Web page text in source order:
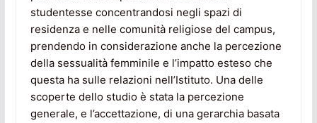
studentesse concentrandosi negli spazi di
residenza e nelle comunità religiose del campus,
prendendo in considerazione anche la percezione
della sessualità femminile e l’impatto esteso che
questa ha sulle relazioni nell’Istituto. Una delle
scoperte dello studio è stata la percezione
generale, e l’accettazione, di una gerarchia basata